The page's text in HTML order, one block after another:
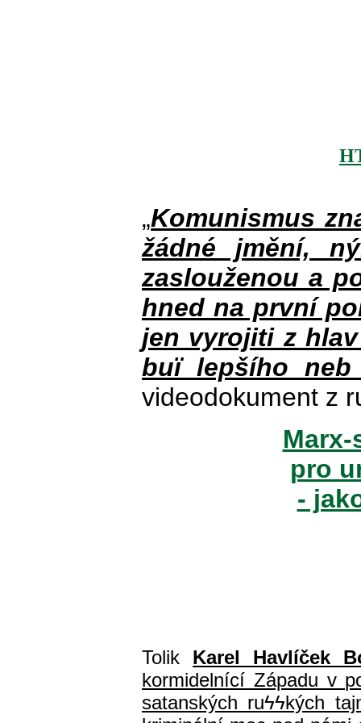
„Komunismus
žádné jmění,
zaslouženou a
hned na první
jen vyrojiti z
buï lepšího
videodokument z
pro
-
Tolik Karel Havlíček
kormidelnící Západu v
satanských ruϟϟkých